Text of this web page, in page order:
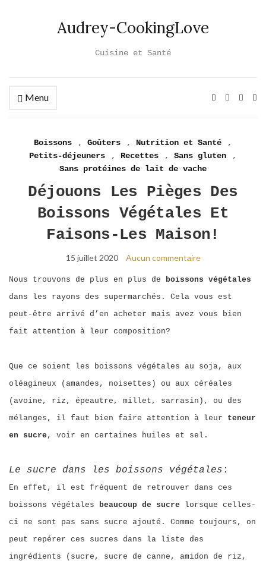
Audrey-CookingLove
Cuisine et Santé
Menu
Boissons , Goûters , Nutrition et Santé
,
Petits-déjeuners
, Recettes , Sans gluten
,
Sans protéines de lait de vache
Déjouons Les Pièges Des
Boissons Végétales Et
Faisons-Les Maison!
15 juillet 2020 Aucun commentaire
Nous trouvons de plus en plus de boissons végétales
dans les rayons des supermarchés. Cela vous est
peut-être arrivé d’en acheter mais avez vous bien
fait attention à leur composition?
Que ce soient les boissons végétales au soja, aux
oléagineux (amandes, noisettes) ou aux céréales
(avoine, riz, épeautre, millet, sarrasin), ou des
mélanges, il faut bien faire attention à leur teneur
en sucre , voir en certaines huiles et sel.
Le sucre dans les boissons végétales :
En effet, il est fréquent de retrouver dans ces
boissons végétales beaucoup de sucre lorsque celles-
ci ne sont pas sans sucre ajouté. Comme toujours, on
peut repérer ces sucres dans la liste des
ingrédients (sucre, sucre de canne, amidon de riz,